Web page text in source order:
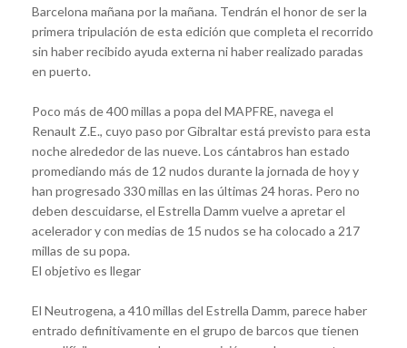
Barcelona mañana por la mañana. Tendrán el honor de ser la
primera tripulación de esta edición que completa el recorrido
sin haber recibido ayuda externa ni haber realizado paradas
en puerto.
Poco más de 400 millas a popa del MAPFRE, navega el
Renault Z.E., cuyo paso por Gibraltar está previsto para esta
noche alrededor de las nueve. Los cántabros han estado
promediando más de 12 nudos durante la jornada de hoy y
han progresado 330 millas en las últimas 24 horas. Pero no
deben descuidarse, el Estrella Damm vuelve a apretar el
acelerador y con medias de 15 nudos se ha colocado a 217
millas de su popa.
El objetivo es llegar
El Neutrogena, a 410 millas del Estrella Damm, parece haber
entrado definitivamente en el grupo de barcos que tienen